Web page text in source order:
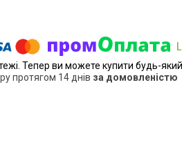
Тепер ви можете купити будь-
протягом 14 днів за домовленістю